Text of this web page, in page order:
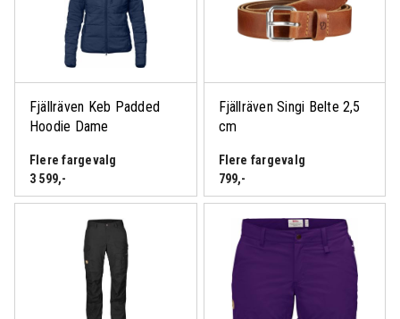
Fjällräven Keb Padded
Hoodie Dame
Flere fargevalg
3 599,-
Fjällräven Singi Belte 2,5
cm
Flere fargevalg
799,-